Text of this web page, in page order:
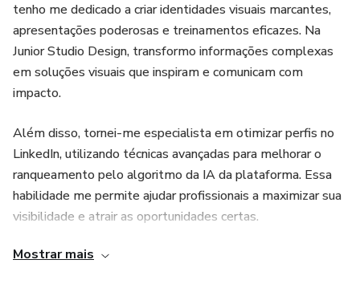
tenho me dedicado a criar identidades visuais marcantes,
apresentações poderosas e treinamentos eficazes. Na
Junior Studio Design, transformo informações complexas
em soluções visuais que inspiram e comunicam com
impacto.
Além disso, tornei-me especialista em otimizar perfis no
LinkedIn, utilizando técnicas avançadas para melhorar o
ranqueamento pelo algoritmo da IA da plataforma. Essa
habilidade me permite ajudar profissionais a maximizar sua
visibilidade e atrair as oportunidades certas.
* Minha Missão: Empoderar clientes e profissionais a se
Mostrar mais